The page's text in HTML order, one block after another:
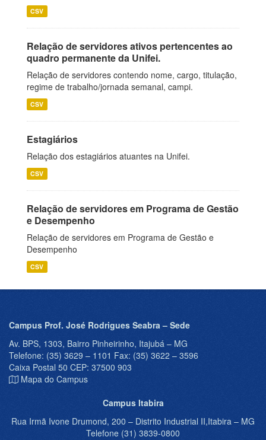
CSV
Relação de servidores ativos pertencentes ao
quadro permanente da Unifei.
Relação de servidores contendo nome, cargo, titulação,
regime de trabalho/jornada semanal, campi.
CSV
Estagiários
Relação dos estagiários atuantes na Unifei.
CSV
Relação de servidores em Programa de Gestão
e Desempenho
Relação de servidores em Programa de Gestão e
Desempenho
CSV
Campus Prof. José Rodrigues Seabra – Sede
Av. BPS, 1303, Bairro Pinheirinho, Itajubá – MG
Telefone: (35) 3629 – 1101 Fax: (35) 3622 – 3596
Caixa Postal 50 CEP: 37500 903
Mapa do Campus
Campus Itabira
Rua Irmã Ivone Drumond, 200 – Distrito Industrial II,Itabira – MG
Telefone (31) 3839-0800